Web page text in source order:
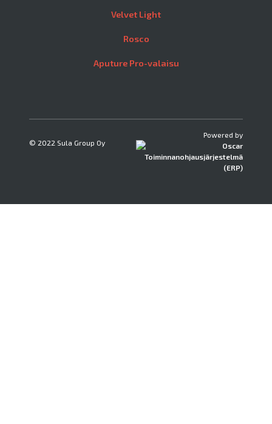
Velvet Light
Rosco
Aputure Pro-valaisu
© 2022 Sula Group Oy
Powered by